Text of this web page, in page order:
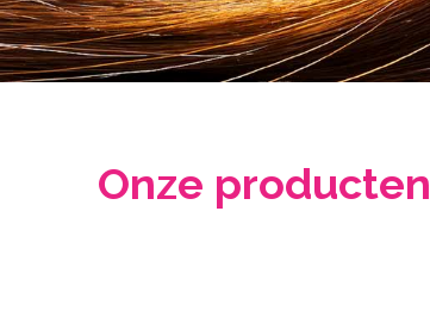
Diensten
Hair
Gelaat
Onze producten